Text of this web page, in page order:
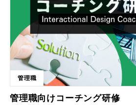
導入実績など 法人営業問わず、スクールなどの個人営業への導入実績も
あります。 ■主なカリキュラム ・価値観ワーク ・タイプ別アイスブレイ
クの仕方と終わり方 ・ヒアリング ・自己紹
ージング ・クロージング ・効果的なカウンタ
管理職
管理職向けコーチング研修